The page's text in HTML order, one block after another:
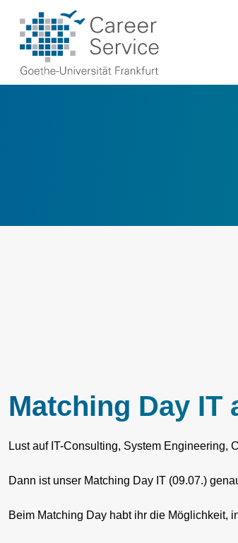
Matching Day IT
Lust auf IT-Consulting, System Engineering,
Dann ist unser Matching Day IT (09.07.)
Beim Matching Day habt ihr die Möglichkeit,